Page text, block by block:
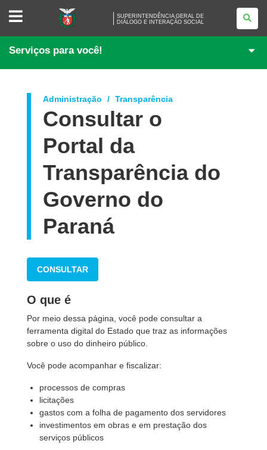
SUPERINTENDÊNCIA
<BR
/>DIÁLOGO
E
SOCIAL
SUPERINTENDÊNCIA GERAL DE
DIÁLOGO E INTERAÇÃO SOCIAL
Serviços para você!
Administração Transparência
Consultar o
Portal da
Transparência do
Governo do
Paraná
CONSULTAR
O que é
Por meio dessa página, você pode consultar a
ferramenta digital do Estado que traz as informações
sobre o uso do dinheiro público.
Você pode acompanhar e fiscalizar:
processos de compras
licitações
gastos com a folha de pagamento dos servidores
investimentos em obras e em prestação dos
serviços públicos